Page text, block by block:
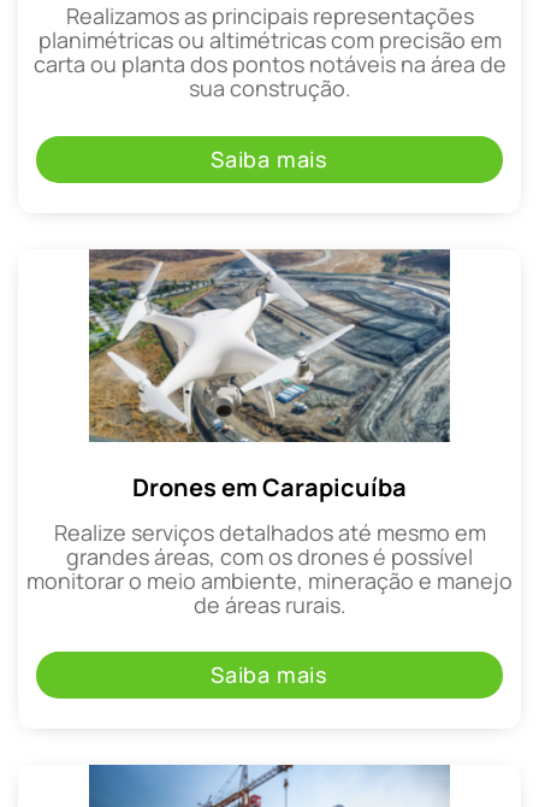
Realizamos as principais representações
planimétricas ou altimétricas com precisão em
carta ou planta dos pontos notáveis na área de
sua construção.
Saiba mais
Drones em Carapicuíba
Realize serviços detalhados até mesmo em
grandes áreas, com os drones é possível
monitorar o meio ambiente, mineração e manejo
de áreas rurais.
Saiba mais